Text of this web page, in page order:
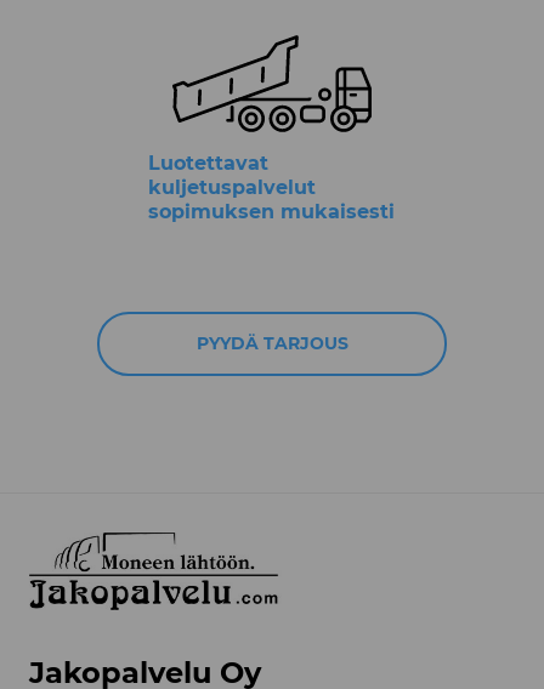
Luotettavat
kuljetuspalvelut
sopimuksen mukaisesti
PYYDÄ TARJOUS
Jakopalvelu Oy